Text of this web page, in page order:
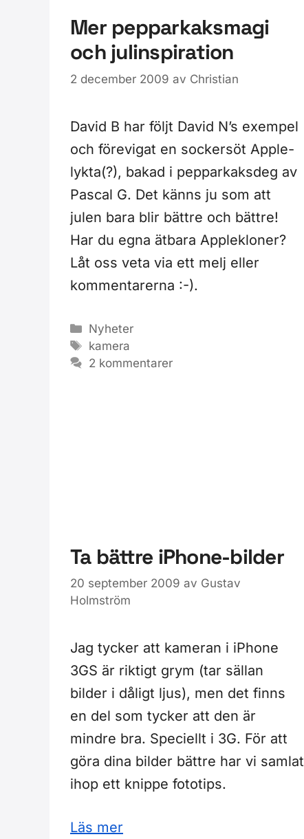
Mer pepparkaksmagi
och julinspiration
2 december 2009 av Christian
David B har följt David N’s exempel
och förevigat en sockersöt Apple-
lykta(?), bakad i pepparkaksdeg av
Pascal G. Det känns ju som att
julen bara blir bättre och bättre!
Har du egna ätbara Applekloner?
Låt oss veta via ett melj eller
kommentarerna :-).
Kategorier
Nyheter
Etiketter
kamera
2 kommentarer
Ta bättre iPhone-bilder
20 september 2009 av Gustav
Holmström
Jag tycker att kameran i iPhone
3GS är riktigt grym (tar sällan
bilder i dåligt ljus), men det finns
en del som tycker att den är
mindre bra. Speciellt i 3G. För att
göra dina bilder bättre har vi samlat
ihop ett knippe fototips.
Läs mer